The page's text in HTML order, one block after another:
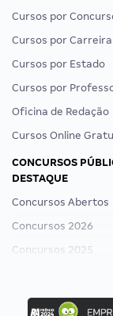
Cursos por
Cursos por Carreira
Cursos por Estado
Cursos por
Oficina de Redação
Cursos Online
CONCURSOS
DESTAQUE
Concursos Abertos
Concursos 2026
Concursos 2025
Concurso Ibama